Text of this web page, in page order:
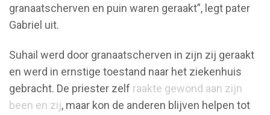
granaatscherven en puin waren geraakt”, legt pater
Gabriel uit.
Suhail werd door granaatscherven in zijn zij geraakt
en werd in ernstige toestand naar het ziekenhuis
gebracht. De priester zelf raakte gewond aan zijn
been en zij, maar kon de anderen blijven helpen tot